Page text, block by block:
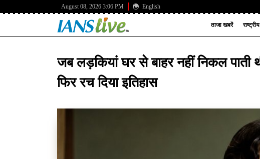
August 08, 2026 3:06 PM English
ताजा खबरें राष्ट्रीय
जब लड़कियां घर से बाहर नहीं निकल पाती
फिर रच दिया इतिहास